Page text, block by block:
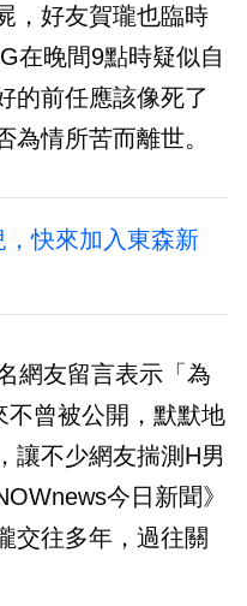
，好友賀瓏也臨時
在晚間9點時疑似自
的前任應該像死了
為情所苦而離世。
快來加入東森新
網友留言表示「為
不曾被公開，默默地
讓不少網友揣測H男
今日新聞》
交往多年，過往關